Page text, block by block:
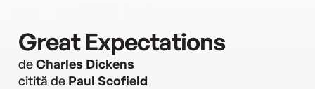
Great Expectations
deCharles Dickens
citită de Paul Scofield